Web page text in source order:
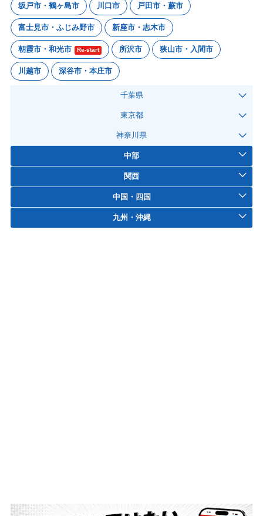
坂戸市・鶴ヶ島市 川口市 戸田市・蕨市
富士見市・ふじみ野市 新座市・志木市
朝霞市・和光市 Re-start 所沢市 狭山市・入間市
川越市 深谷市・本庄市
千葉県
東京都
神奈川県
中部
関西
中国・四国
九州・沖縄